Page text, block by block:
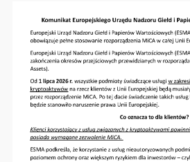
Rachunek bieżący
Dla rolników
Konta
Lokaty
Karty
Kredyty
Leasing
Gwarancje i Poręczenia
Fundusze
Wsparcie dla beneficjentów